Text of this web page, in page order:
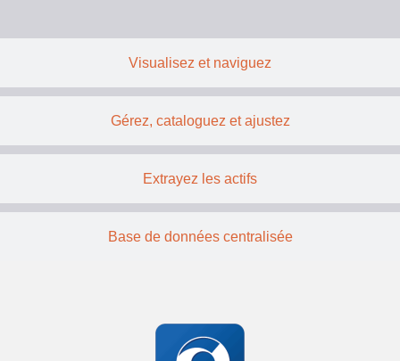
Visualisez et naviguez
Gérez, cataloguez et ajustez
Extrayez les actifs
Base de données centralisée